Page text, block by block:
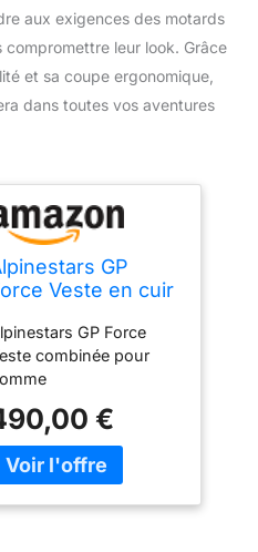
aux exigences des motards
leur look. Grâce
et sa coupe ergonomique,
dans toutes vos aventures
GP
Veste en cuir
rot/weiß,
GP Force
combinée pour
Alpinestars
Red/White
€